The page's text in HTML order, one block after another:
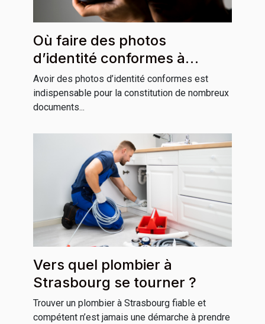
Où faire des photos
d’identité conformes à
Grenoble ?
Avoir des photos d’identité conformes est
indispensable pour la constitution de nombreux
documents...
Vers quel plombier à
Strasbourg se tourner ?
Trouver un plombier à Strasbourg fiable et
compétent n’est jamais une démarche à prendre